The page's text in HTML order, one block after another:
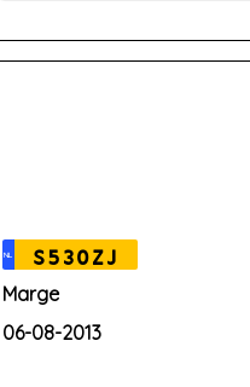
NL
S530ZJ
Marge
06-08-2013